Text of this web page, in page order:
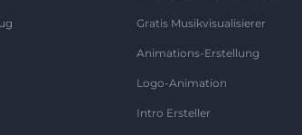
Gratis Musikvisualisierer
Animations-Erstellung
Logo-Animation
Intro Ersteller